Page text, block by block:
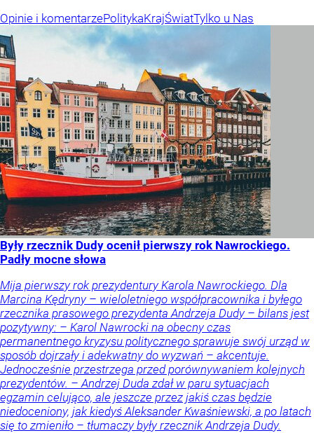
Opinie i komentarzePolitykaKrajŚwiatTylko u Nas
Były rzecznik Dudy ocenił pierwszy rok Nawrockiego.
Padły mocne słowa
Mija pierwszy rok prezydentury Karola Nawrockiego. Dla
Marcina Kędryny – wieloletniego współpracownika i byłego
rzecznika prasowego prezydenta Andrzeja Dudy – bilans jest
pozytywny: – Karol Nawrocki na obecny czas
permanentnego kryzysu politycznego sprawuje swój urząd w
sposób dojrzały i adekwatny do wyzwań – akcentuje.
Jednocześnie przestrzega przed porównywaniem kolejnych
prezydentów. – Andrzej Duda zdał w paru sytuacjach
egzamin celująco, ale jeszcze przez jakiś czas będzie
niedoceniony, jak kiedyś Aleksander Kwaśniewski, a po latach
się to zmieniło – tłumaczy były rzecznik Andrzeja Dudy.